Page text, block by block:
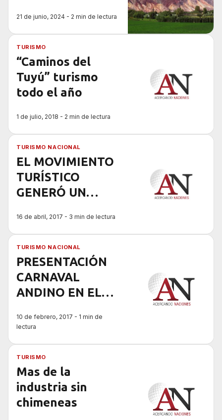
largo
21 de junio, 2024 - 2 min de lectura
TURISMO
“Caminos del
Tuyú” turismo
todo el año
1 de julio, 2018 - 2 min de lectura
TURISMO NACIONAL
EL MOVIMIENTO
TURÍSTICO
GENERÓ UN
DE $3.900
MILLONES
16 de abril, 2017 - 3 min de lectura
TURISMO NACIONAL
PRESENTACIÓN
CARNAVAL
ANDINO EN EL
10 de febrero, 2017 - 1 min de
lectura
TURISMO
Mas de la
industria sin
chimeneas